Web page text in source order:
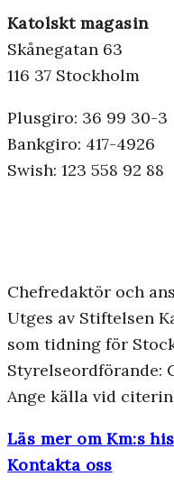
Katolskt magasin
Skånegatan 63
116 37 Stockholm
Plusgiro: 36 99 30-3
Bankgiro: 417-4926
Swish: 123 558 92 88
Chefredaktör och
Utges av Stiftelsen
som tidning för
Styrelseordförande:
Ange källa vid
Läs mer om Km:s
Kontakta oss